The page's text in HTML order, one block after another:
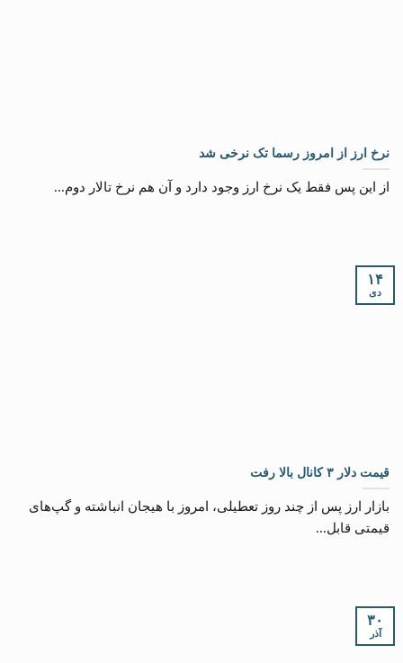
نرخ ارز از امروز رسما تک نرخی شد
از این پس فقط یک نرخ ارز وجود دارد و آن هم نرخ تالار دوم...
قیمت دلار ۳ کانال بالا رفت
بازار ارز پس از چند روز تعطیلی، امروز با هیجان انباشته و گپ‌های
قیمتی قابل...
۱۴
دی
۳۰
آذر